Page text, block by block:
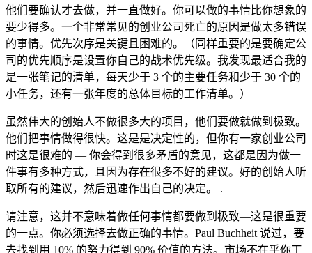
他们要确认才去做，并一直做好。你可以做的事情比你想象的
要少得多。一个非常常见的创业公司死亡的原因是做太多错误
的事情。优先次序是关键且困难的。（同样重要的是要确定公
司的优先顺序是设置你自己的战术优先级。我发现最适合我的
是一张笔记的清单，每天少于 3 个的主要任务和少于 30 个的
小任务，还有一张年度的总体目标的工作清单。）
虽然伟大的创始人不做很多大的项目，他们要做就做到极致。
他们把事情做得很快。这是是决定性的，但你有一家创业公司
时这是很难的 — 你会得到很多矛盾的意见，这都是因为做一
件事有多种方式，且因为存在很多不好的建议。好的创始人听
取所有的建议，然后迅速作出自己的决定。 .
请注意，这并不意味着做任何事情都要做到极致—这是很重要
的一点。你必须选择去做正确的事情。Paul Buchheit 说过，要
去找到用 10% 的努力得到 90% 价值的方法。市场不在乎你工